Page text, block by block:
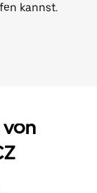
kannst.